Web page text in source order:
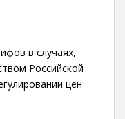
в случаях,
Российской
цен